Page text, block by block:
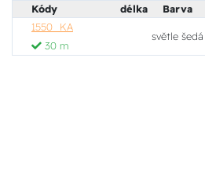
Kódy délka Barva
1550_KA
30 m
světle šedá